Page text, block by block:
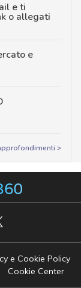
e ti
o allegati
e
>
e Cookie Policy
Cookie Center